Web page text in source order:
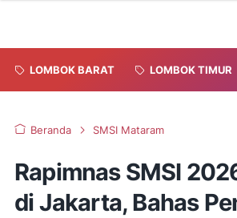
LOMBOK BARAT LOMBOK TIMUR
Beranda SMSI Mataram
Rapimnas SMSI
di Jakarta, Bahas